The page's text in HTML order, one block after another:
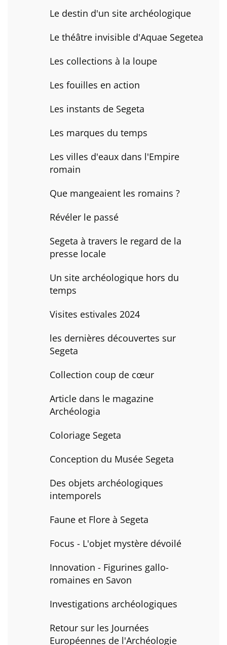
Le destin d'un site archéologique
Le théâtre invisible d'Aquae Segetea
Les collections à la loupe
Les fouilles en action
Les instants de Segeta
Les marques du temps
Les villes d'eaux dans l'Empire
romain
Que mangeaient les romains ?
Révéler le passé
Segeta à travers le regard de la
presse locale
Un site archéologique hors du
temps
Visites estivales 2024
les dernières découvertes sur
Segeta
Collection coup de cœur
Article dans le magazine
Archéologia
Coloriage Segeta
Conception du Musée Segeta
Des objets archéologiques
intemporels
Faune et Flore à Segeta
Focus - L'objet mystère dévoilé
Innovation - Figurines gallo-
romaines en Savon
Investigations archéologiques
Retour sur les Journées
Européennes de l'Archéologie